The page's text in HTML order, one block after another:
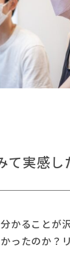
て実感し
かることが
ったのか？